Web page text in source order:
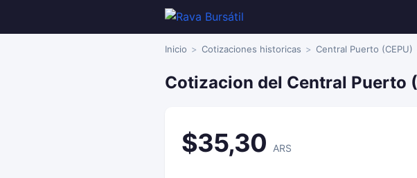
Inicio Cotizaciones historicas Central Puerto (CEPU)
Cotizacion del Central Puerto
$35,30 ARS